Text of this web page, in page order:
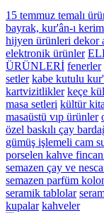
15 temmuz temalı
bayrak, kur'ân-ı
hijyen ürünleri dekor
elektronik ürünler
ÜRÜNLERİ fenerler
setler kabe kutulu
kartvizitlikler keçe
masa setleri kültür
masaüstü vıp ürünler
özel baskılı çay
gümüş işlemeli cam
porselen kahve
semazen çay ve
semazen parfüm
seramik tablolar
kupalar kahveler